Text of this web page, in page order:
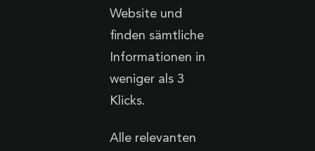
Website und
finden sämtliche
Informationen in
weniger als 3
Klicks.
Alle relevanten